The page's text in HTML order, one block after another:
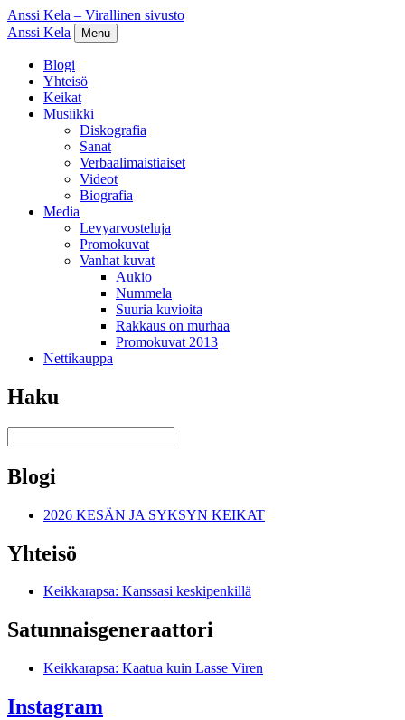
Anssi Kela – Virallinen sivusto
Anssi Kela
Menu
Blogi
Yhteisö
Keikat
Musiikki
Diskografia
Sanat
Verbaalimaistiaiset
Videot
Biografia
Media
Levyarvosteluja
Promokuvat
Vanhat kuvat
Aukio
Nummela
Suuria kuvioita
Rakkaus on murhaa
Promokuvat 2013
Nettikauppa
Haku
Blogi
2026 KESÄN JA SYKSYN KEIKAT
Yhteisö
Keikkarapsa: Kanssasi keskipenkillä
Satunnais­generaattori
Keikkarapsa: Kaatua kuin Lasse Viren
Instagram